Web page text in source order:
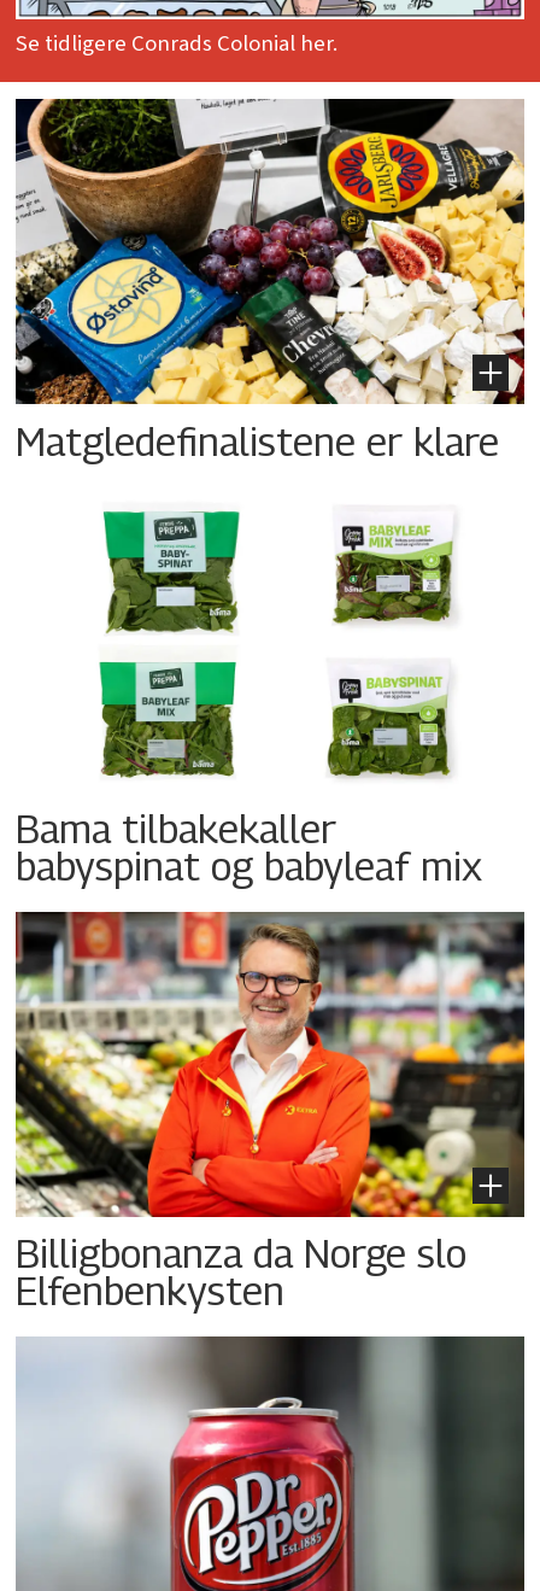
Se tidligere Conrads Colonial her.
Matgledefinalistene er klare
Bama tilbakekaller
babyspinat og babyleaf mix
Billigbonanza da Norge slo
Elfenbenkysten